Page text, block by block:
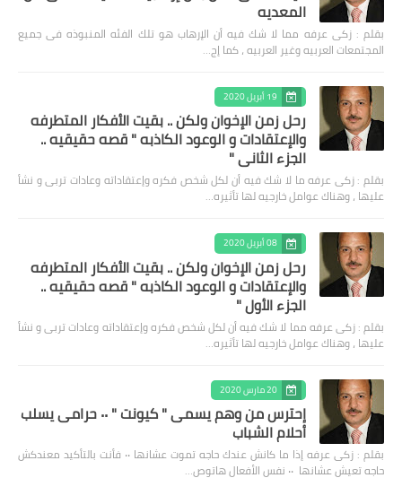
المعديه
بقلم : زكى عرفه مما لا شك فيه أن الإرهاب هو تلك الفئه المنبوذه فى جميع
المجتمعات العربيه وغير العربيه ، كما إج…
19 أبريل 2020
رحل زمن الإخوان ولكن .. بقيت الأفكار المتطرفه
والإعتقادات و الوعود الكاذبه " قصه حقيقيه ..
الجزء الثاني "
بقلم : زكى عرفه ‎ما لا شك فيه أن لكل شخص فكره وإعتقاداته وعادات تربى و نشأ
عليها ، وهناك عوامل خارجيه لها تأثيره…
08 أبريل 2020
رحل زمن الإخوان ولكن .. بقيت الأفكار المتطرفه
والإعتقادات و الوعود الكاذبه " قصه حقيقيه ..
الجزء الأول "
بقلم : زكى عرفه مما لا شك فيه أن لكل شخص فكره وإعتقاداته وعادات تربى و نشأ
عليها ، وهناك عوامل خارجيه لها تأثيره…
20 مارس 2020
إحترس من وهم يسمى " كيونت " ٠٠ حرامى يسلب
أحلام الشباب
بقلم : زكى عرفه ‎إذا ما كانش عندك حاجه تموت عشانها ٠٠ فأنت بالتأكيد معندكش
حاجه تعيش عشانها ٠٠ نفس الأفعال هاتوص…